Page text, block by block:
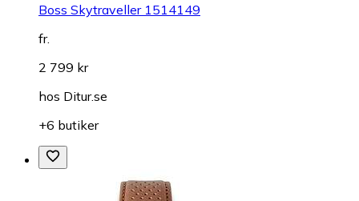
Boss Skytraveller 1514149
fr.
2 799 kr
hos Ditur.se
+6 butiker